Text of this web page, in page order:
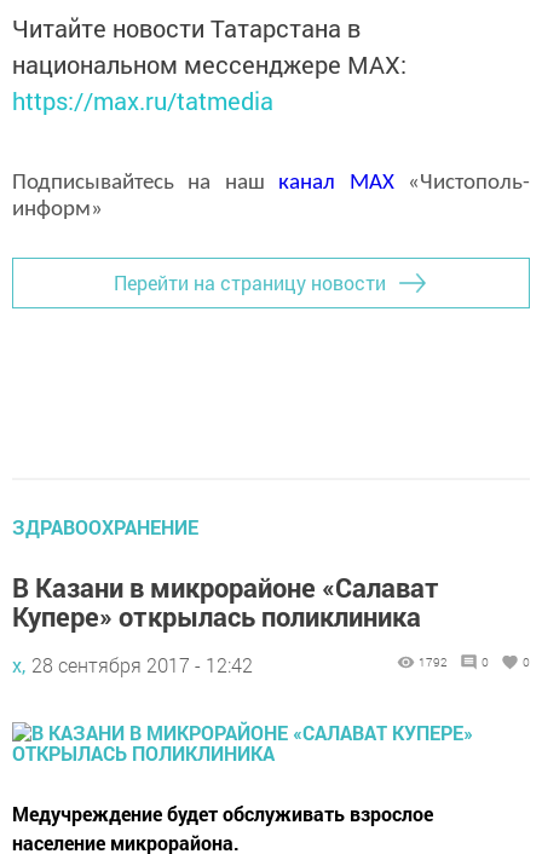
Читайте новости Татарстана в
национальном мессенджере MАХ:
https://max.ru/tatmedia
Подписывайтесь на наш канал MAX«Чистополь-
информ»
Перейти на страницу новости
ЗДРАВООХРАНЕНИЕ
В Казани в микрорайоне «Салават
Купере» открылась поликлиника
х, 28 сентября 2017 - 12:42 1792 0 0
Медучреждение будет обслуживать взрослое
население микрорайона.